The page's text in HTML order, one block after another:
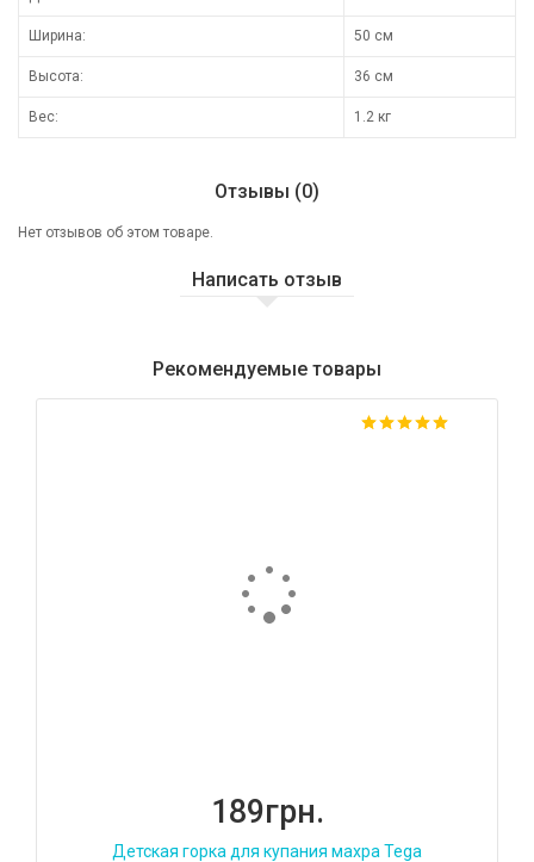
Ширина: 50 см
Высота: 36 см
Вес: 1.2 кг
Отзывы (0)
Нет отзывов об этом товаре.
Написать отзыв
Рекомендуемые товары
189грн.
Детская горка для купания махра Tega